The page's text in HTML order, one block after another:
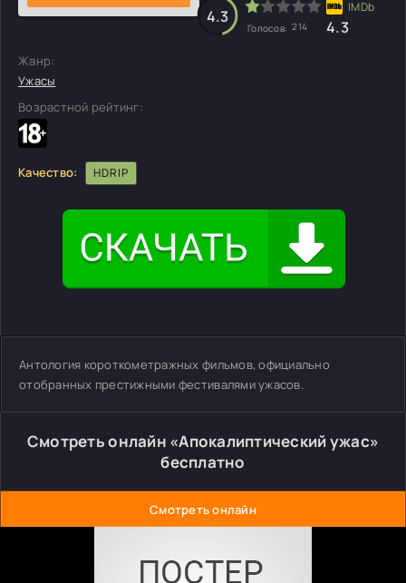
4.3
Голосов: 214 4.3
Жанр:
Ужасы
Возрастной рейтинг:
Качество: HDRIP
Антология короткометражных фильмов, официально
отобранных престижными фестивалями ужасов.
Смотреть онлайн «Апокалиптический ужас»
бесплатно
Смотреть онлайн